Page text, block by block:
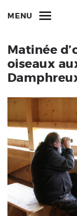
MENU
Matinée
oiseaux